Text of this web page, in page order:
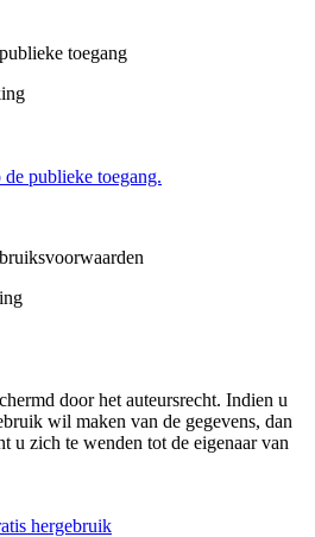
toegang
publieke toegang.
door het auteursrecht. Indien u
wil maken van de gegevens, dan
u zich te wenden tot de eigenaar van
hergebruik